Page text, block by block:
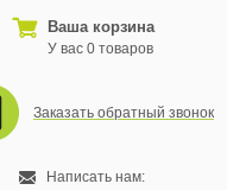
Ваша корзина
У вас 0 товаров
Заказать обратный звонок
Написать нам: